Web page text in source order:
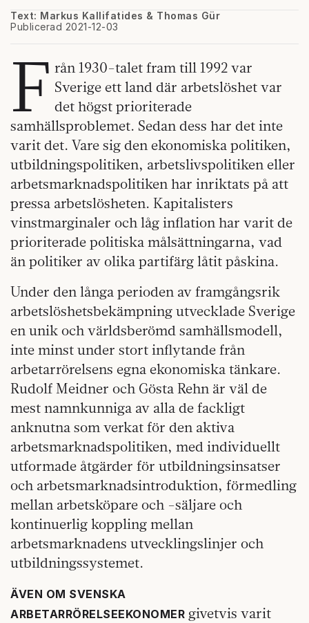
Text: Markus Kallifatides & Thomas Gür
Publicerad 2021-12-03
F rån 1930-talet fram till 1992 var
Sverige ett land där arbetslöshet var
det högst prioriterade
samhällsproblemet. Sedan dess har det inte
varit det. Vare sig den ekonomiska politiken,
utbildningspolitiken, arbetslivspolitiken eller
arbetsmarknadspolitiken har inriktats på att
pressa arbetslösheten. Kapitalisters
vinstmarginaler och låg inflation har varit de
prioriterade politiska målsättningarna, vad
än politiker av olika partifärg låtit påskina.
Under den långa perioden av framgångsrik
arbetslöshetsbekämpning utvecklade Sverige
en unik och världsberömd samhällsmodell,
inte minst under stort inflytande från
arbetarrörelsens egna ekonomiska tänkare.
Rudolf Meidner och Gösta Rehn är väl de
mest namnkunniga av alla de fackligt
anknutna som verkat för den aktiva
arbetsmarknadspolitiken, med individuellt
utformade åtgärder för utbildningsinsatser
och arbetsmarknadsintroduktion, förmedling
mellan arbetsköpare och -säljare och
kontinuerlig koppling mellan
arbetsmarknadens utvecklingslinjer och
utbildningssystemet.
ÄVEN OM SVENSKA
ARBETARRÖRELSEEKONOMER givetvis varit